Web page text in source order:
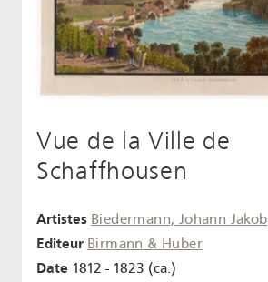
Vue de la Ville de
Schaffhousen
Artistes Biedermann, Johann Jakob
Editeur Birmann & Huber
Date 1812 - 1823 (ca.)